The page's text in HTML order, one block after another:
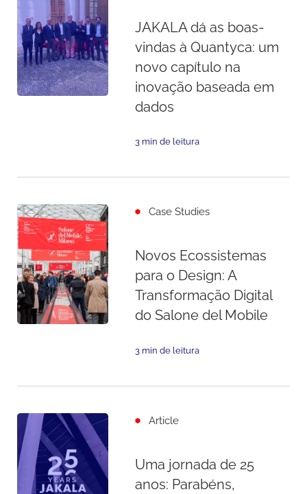
JAKALA dá as boas-
vindas à Quantyca: um
novo capítulo na
inovação baseada em
dados
3 min de leitura
Case Studies
Novos Ecossistemas
para o Design: A
Transformação Digital
do Salone del Mobile
3 min de leitura
Article
Uma jornada de 25
anos: Parabéns,